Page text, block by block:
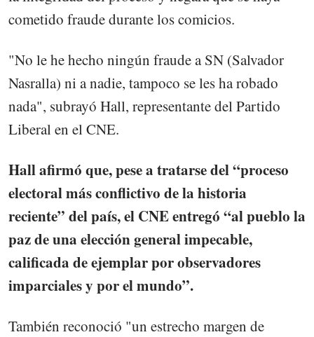
cometido fraude durante los comicios.
"No le he hecho ningún fraude a SN (Salvador
Nasralla) ni a nadie, tampoco se les ha robado
nada", subrayó Hall, representante del Partido
Liberal en el CNE.
Hall afirmó que, pese a tratarse del “proceso
electoral más conflictivo de la historia
reciente” del país, el CNE entregó “al pueblo la
paz de una elección general impecable,
calificada de ejemplar por observadores
imparciales y por el mundo”.
También reconoció "un estrecho margen de